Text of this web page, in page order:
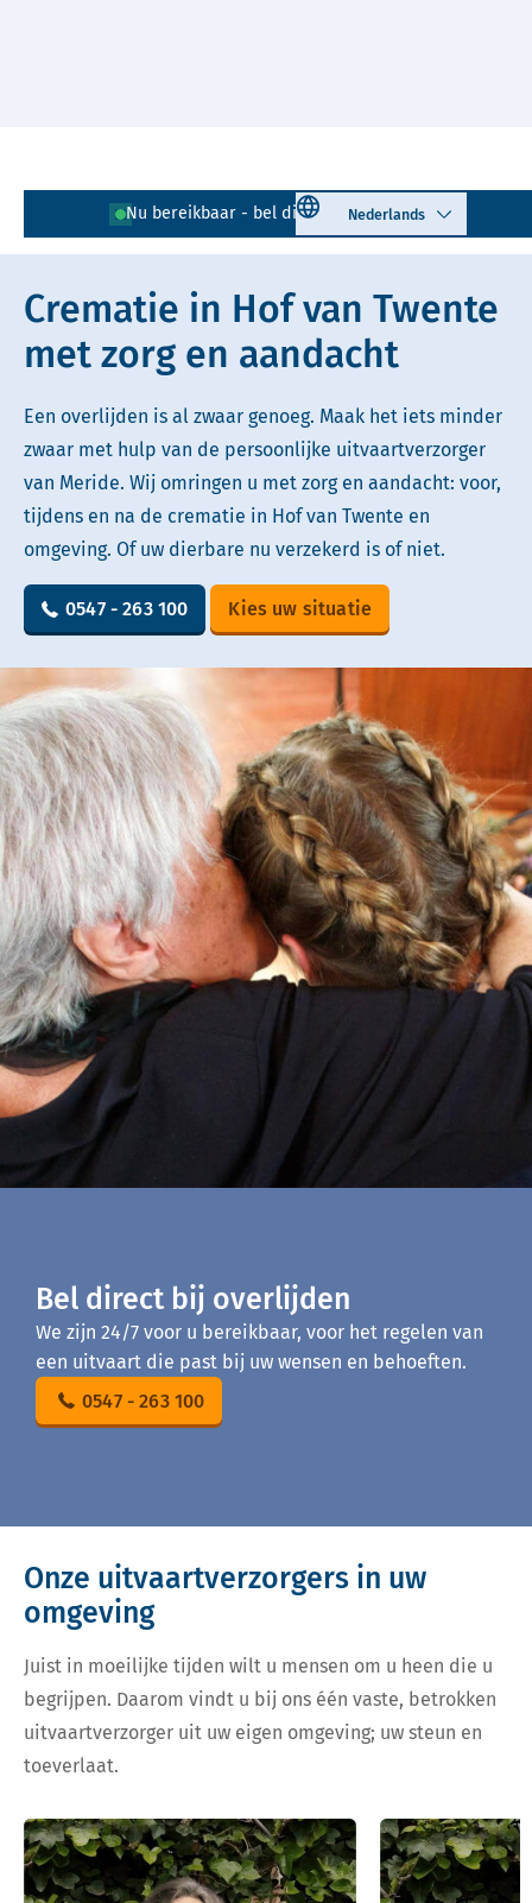
Nu bereikbaar - bel direct! 0547 - 263 100
Select language
Lees voor Uitleg woorden
Simpele tekst
Crematie in Hof van Twente
met zorg en aandacht
Een overlijden is al zwaar genoeg. Maak het iets minder
zwaar met hulp van de persoonlijke uitvaartverzorger
van Meride. Wij omringen u met zorg en aandacht: voor,
tijdens en na de crematie in Hof van Twente en
omgeving. Of uw dierbare nu verzekerd is of niet.
0547 - 263 100 Kies uw situatie
Bel direct bij overlijden
We zijn 24/7 voor u bereikbaar, voor het regelen van
een uitvaart die past bij uw wensen en behoeften.
0547 - 263 100
Onze uitvaartverzorgers in uw
omgeving
Juist in moeilijke tijden wilt u mensen om u heen die u
begrijpen. Daarom vindt u bij ons één vaste, betrokken
uitvaartverzorger uit uw eigen omgeving; uw steun en
toeverlaat.